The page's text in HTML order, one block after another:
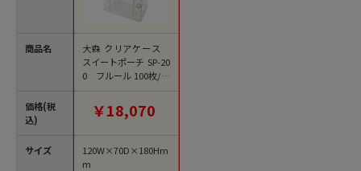
商品名
価格(税
込)
サイズ
大森 クリアケース
スイートポーチ SP-20
0 フルール 100枚/箱
（ご注文単位1箱）
￥18,070
120W×70D×180Hm
m